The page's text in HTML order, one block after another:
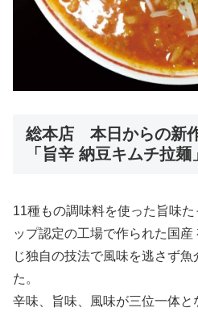
総本店 本日からの新
「旨辛 納豆キムチ拉麺
11種もの調味料を使った旨味
ップ認定の工場で作られた国
じ独自の技法で風味を逃さず
た。
辛味、旨味、風味が三位一体と